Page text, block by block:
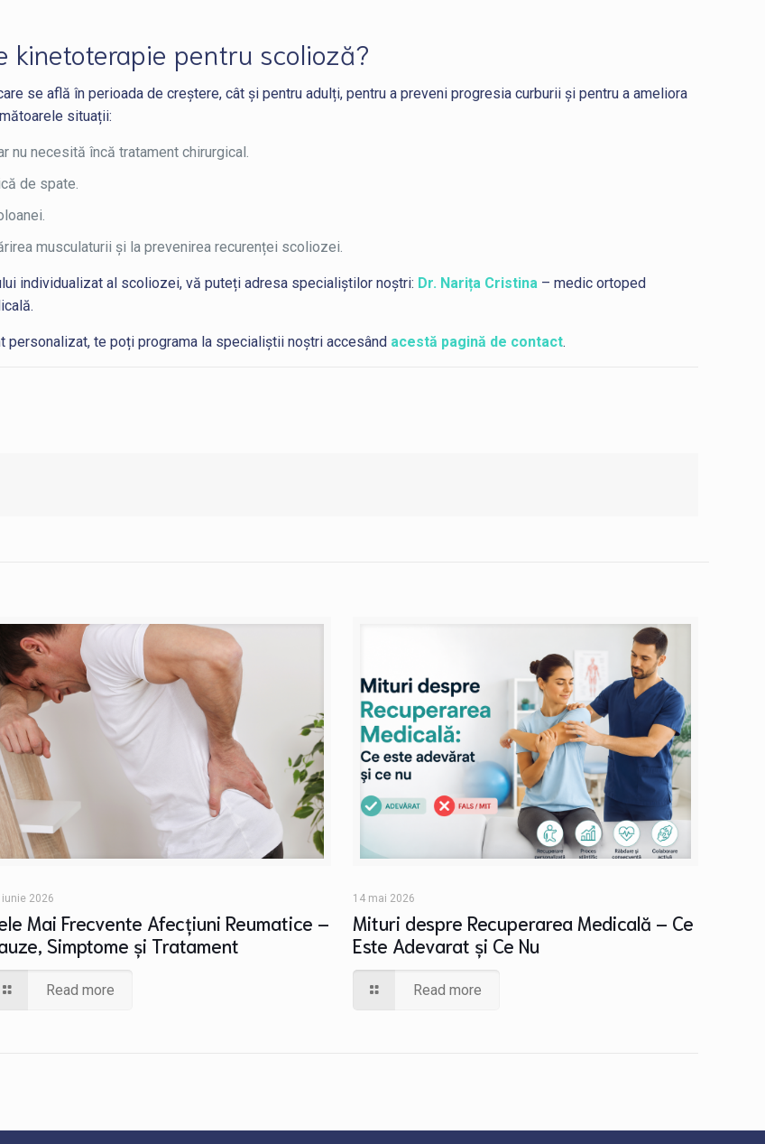
kinetoterapie pentru scolioză?
se află în perioada de creștere, cât și pentru adulți, pentru a preveni progresia curburii și pentru a ameliora
situații:
nu necesită încă tratament chirurgical.
de spate.
musculaturii și la prevenirea recurenței scoliozei.
individualizat al scoliozei, vă puteți adresa specialiștilor noștri: Dr. Narița Cristina – medic ortoped
te poți programa la specialiștii noștri accesând acestă pagină de contact.
iunie 2026
Mai Frecvente Afecțiuni Reumatice –
Simptome și Tratament
Read more
14 mai 2026
Mituri despre Recuperarea Medicală – Ce
Este Adevarat și Ce Nu
Read more